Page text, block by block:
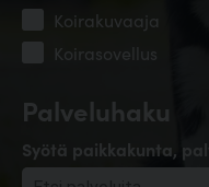
Palveluhaku
Syötä paikkakunta,
Koirakuvaaja
Koirasovellus